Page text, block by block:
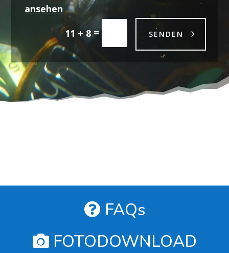
ansehen
11 + 8= SENDEN
FAQs
FOTODOWNLOAD